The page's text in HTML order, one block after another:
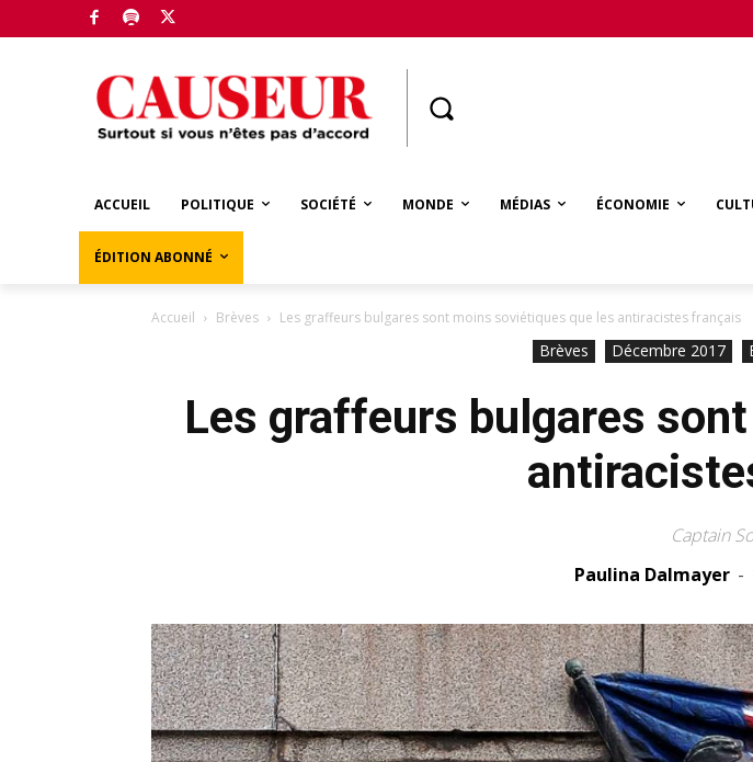
ACCUEIL POLITIQUE SOCIÉTÉ MONDE MÉDIAS ÉCONOMIE
ÉDITION ABONNÉ
Accueil Brèves Les graffeurs bulgares sont moins soviétiques que les antiracistes français
Brèves Décembre 2017
Les graffeurs bulgares
Captain
Paulina Dalmayer -